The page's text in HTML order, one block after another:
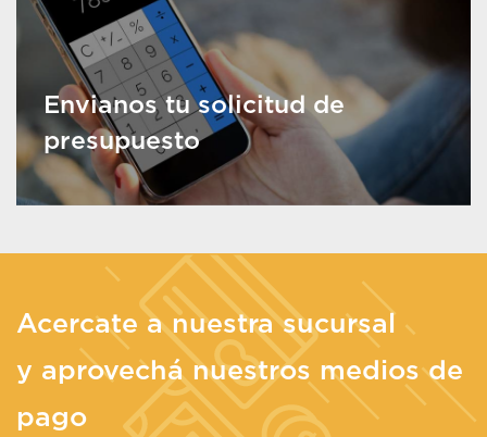
Envianos tu solicitud de
presupuesto
Acercate a nuestra sucursal
y aprovechá nuestros medios de
pago